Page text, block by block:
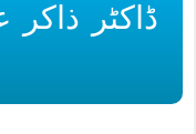
ڈاکٹر ذاکر